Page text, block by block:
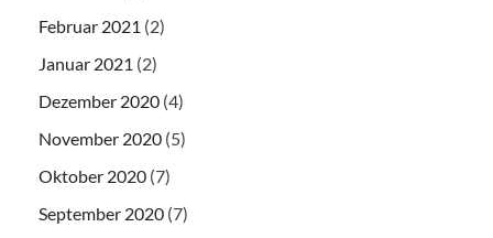
Februar 2021 (2)
Januar 2021 (2)
Dezember 2020 (4)
November 2020 (5)
Oktober 2020 (7)
September 2020 (7)